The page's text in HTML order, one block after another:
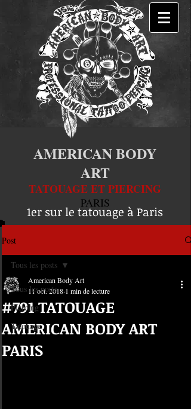
AMERICAN BODY
ART
TATOUAGE ET PIERCING
PARIS
1er sur le tatouage à Paris
Post
Tous les posts
Piercing
Tatouage
Tous les posts
#791 TATOUAGE
AMERICAN BODY ART
PARIS
American Body Art
11 oct. 2018 1 min de lecture